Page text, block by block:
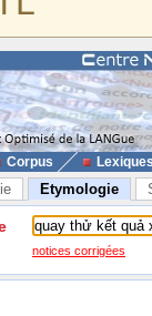
Corpus
Etymologie
notices corrigées